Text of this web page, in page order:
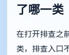
了哪一
在打开排查之
类，排查入口